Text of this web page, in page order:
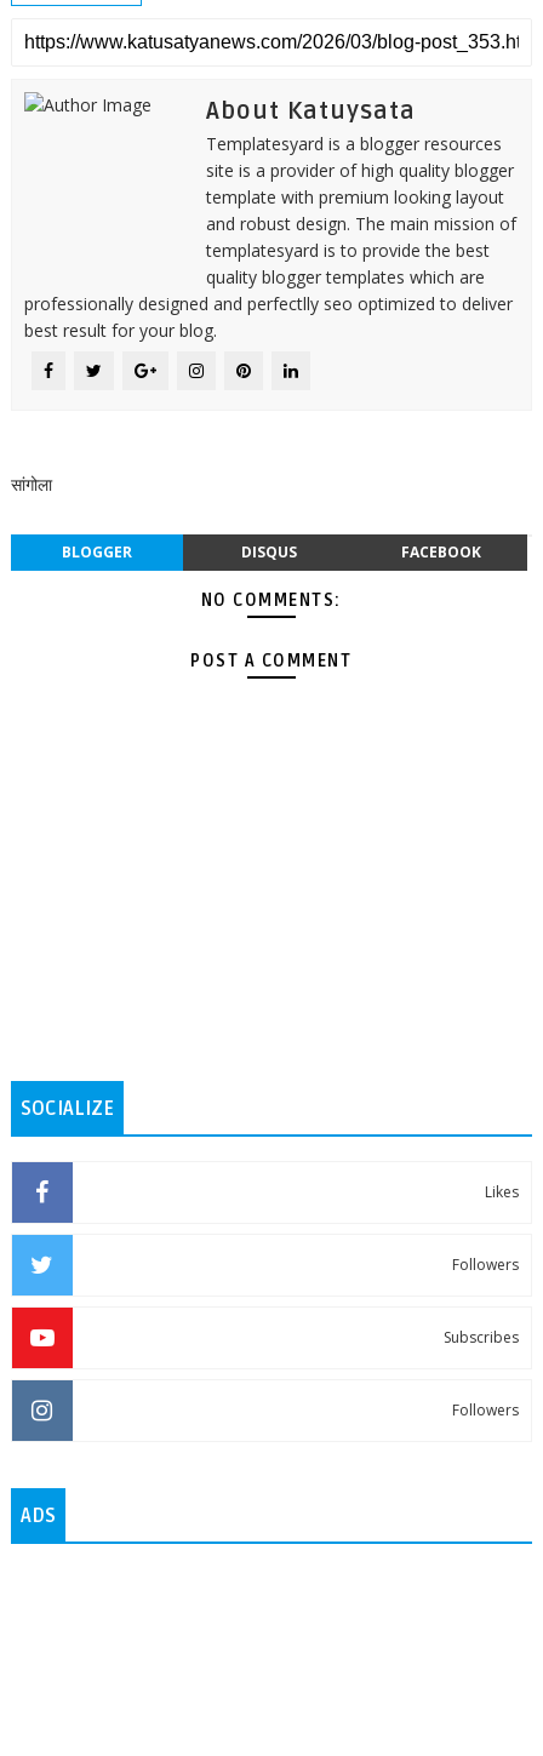
About Katuysata
Templatesyard is a blogger resources
site is a provider of high quality blogger
template with premium looking layout
and robust design. The main mission of
templatesyard is to provide the best
quality blogger templates which are
professionally designed and perfectlly seo optimized to deliver
best result for your blog.
सांगोला
BLOGGER DISQUS FACEBOOK
NO COMMENTS:
POST A COMMENT
SOCIALIZE
Likes
Followers
Subscribes
Followers
ADS